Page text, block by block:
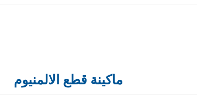
ماكينة قطع الالمنيوم